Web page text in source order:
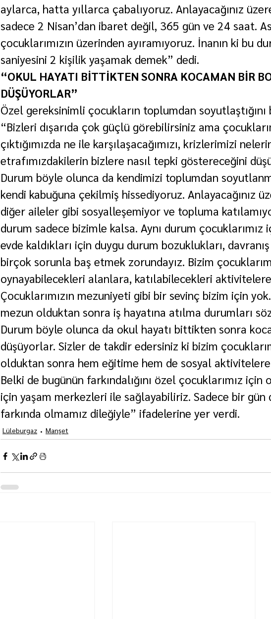
aylarca, hatta yıllarca çabalıyoruz. Anlayacağınız
sadece 2 Nisan’dan ibaret değil, 365 gün ve 24 saat.
çocuklarımızın üzerinden ayıramıyoruz. İnanın ki bu
saniyesini 2 kişilik yaşamak demek” dedi.
“OKUL HAYATI BİTTİKTEN SONRA KOCAMAN BİR
DÜŞÜYORLAR”
Özel gereksinimli çocukların toplumdan
“Bizleri dışarıda çok güçlü görebilirsiniz ama
çıktığımızda ne ile karşılaşacağımızı, krizlerimizi
etrafımızdakilerin bizlere nasıl tepki göstereceğini
Durum böyle olunca da kendimizi toplumdan
kendi kabuğuna çekilmiş hissediyoruz. Anlayacağınız
diğer aileler gibi sosyalleşemiyor ve topluma
durum sadece bizimle kalsa. Aynı durum
evde kaldıkları için duygu durum bozuklukları,
birçok sorunla baş etmek zorundayız. Bizim
oynayabilecekleri alanlara, katılabilecekleri
Çocuklarımızın mezuniyeti gibi bir sevinç bizim için
mezun olduktan sonra iş hayatına atılma durumları
Durum böyle olunca da okul hayatı bittikten sonra
düşüyorlar. Sizler de takdir edersiniz ki bizim
olduktan sonra hem eğitime hem de sosyal
Belki de bugünün farkındalığını özel çocuklarımız için
için yaşam merkezleri ile sağlayabiliriz. Sadece bir gün
farkında olmamız dileğiyle” ifadelerine yer verdi.
Lüleburgaz Manşet